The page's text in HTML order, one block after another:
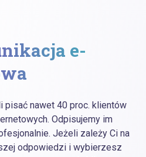
e-
pisać nawet 40 proc. klientów
Odpisujemy im
Jeżeli zależy Ci na
odpowiedzi i wybierzesz